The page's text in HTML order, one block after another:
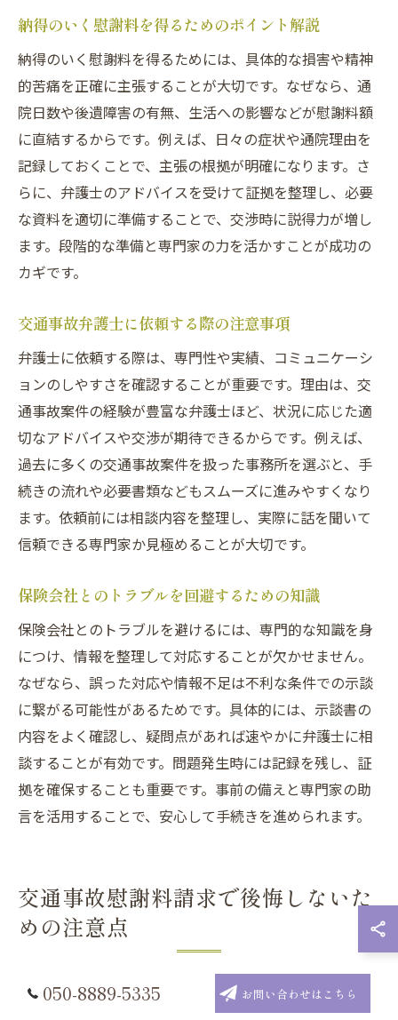
納得のいく慰謝料を得るためのポイント解説
納得のいく慰謝料を得るためには、具体的な損害や精神
的苦痛を正確に主張することが大切です。なぜなら、通
院日数や後遺障害の有無、生活への影響などが慰謝料額
に直結するからです。例えば、日々の症状や通院理由を
記録しておくことで、主張の根拠が明確になります。さ
らに、弁護士のアドバイスを受けて証拠を整理し、必要
な資料を適切に準備することで、交渉時に説得力が増し
ます。段階的な準備と専門家の力を活かすことが成功の
カギです。
交通事故弁護士に依頼する際の注意事項
弁護士に依頼する際は、専門性や実績、コミュニケーシ
ョンのしやすさを確認することが重要です。理由は、交
通事故案件の経験が豊富な弁護士ほど、状況に応じた適
切なアドバイスや交渉が期待できるからです。例えば、
過去に多くの交通事故案件を扱った事務所を選ぶと、手
続きの流れや必要書類などもスムーズに進みやすくなり
ます。依頼前には相談内容を整理し、実際に話を聞いて
信頼できる専門家か見極めることが大切です。
保険会社とのトラブルを回避するための知識
保険会社とのトラブルを避けるには、専門的な知識を身
につけ、情報を整理して対応することが欠かせません。
なぜなら、誤った対応や情報不足は不利な条件での示談
に繋がる可能性があるためです。具体的には、示談書の
内容をよく確認し、疑問点があれば速やかに弁護士に相
談することが有効です。問題発生時には記録を残し、証
拠を確保することも重要です。事前の備えと専門家の助
言を活用することで、安心して手続きを進められます。
交通事故慰謝料請求で後悔しないた
めの注意点
交通事故慰謝料請求で後悔を防ぐための心得
050-8889-5335 お問い合わせはこちら